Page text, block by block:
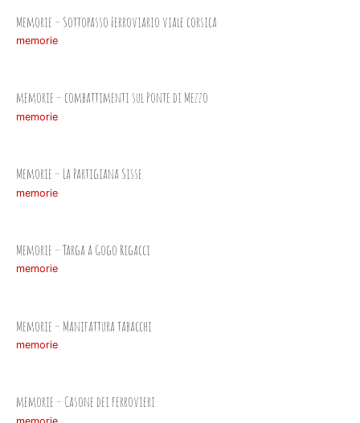
Memorie – Sottopasso Ferroviario viale corsica
memorie
memorie – combattimenti sul Ponte di Mezzo
memorie
Memorie – La Partigiana Sisse
memorie
Memorie – Targa a Gogo Rigacci
memorie
Memorie – Manifattura tabacchi
memorie
memorie – Casone dei ferrovieri